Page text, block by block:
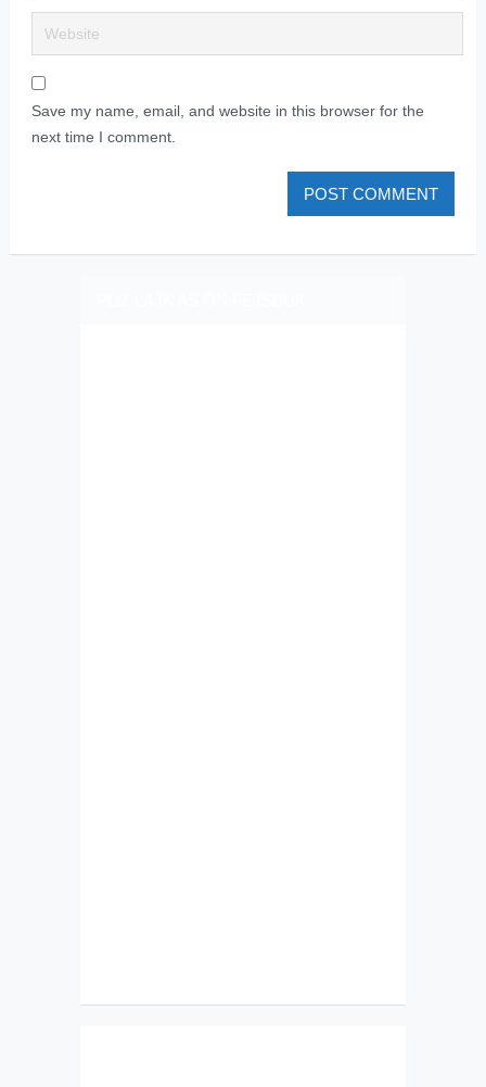
Save my name, email, and website in this browser for the
next time I comment.